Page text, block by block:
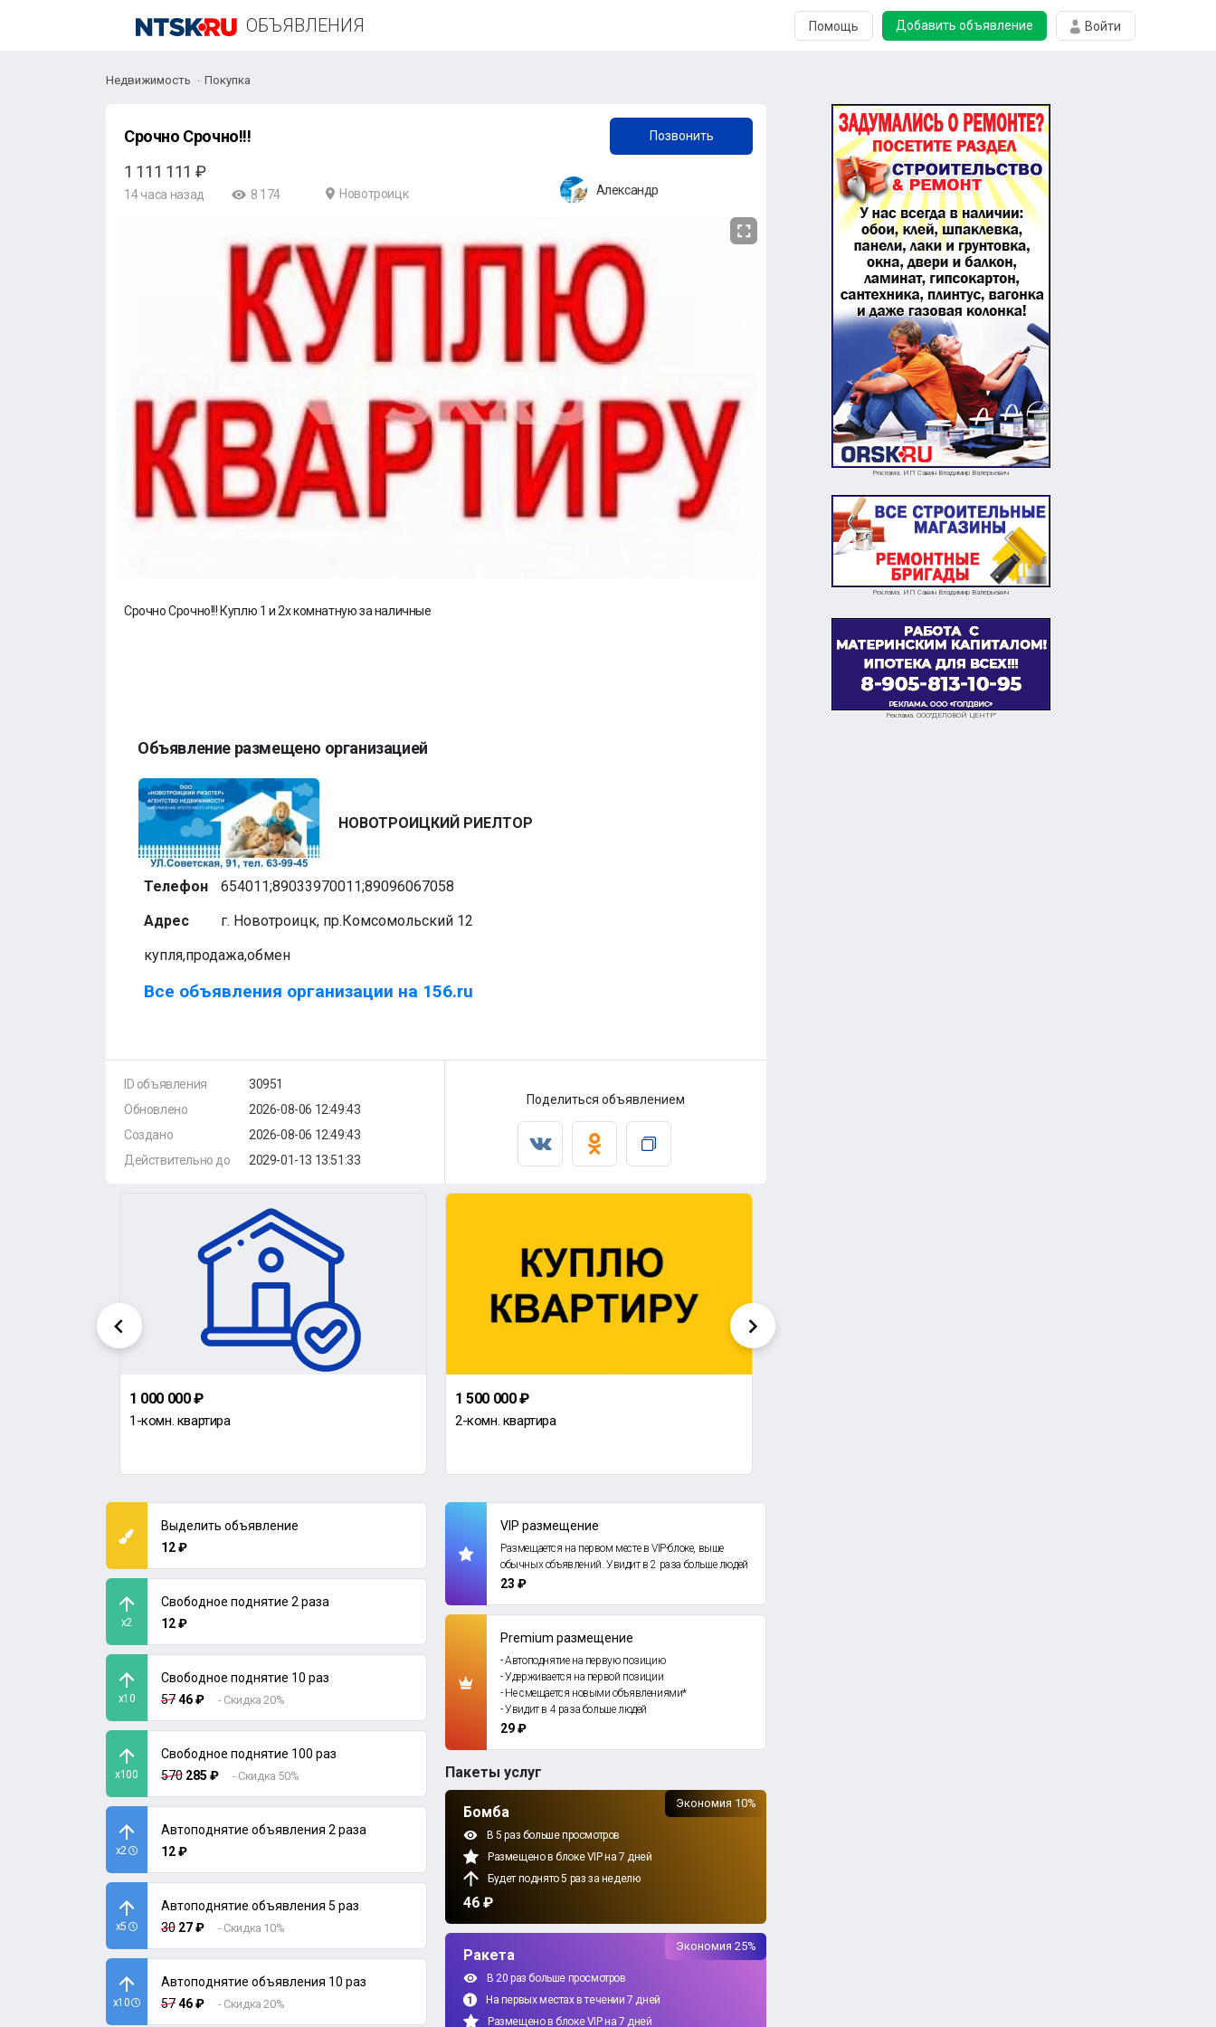
ОБЪЯВЛЕНИЯ Помощь Добавить объявление Войти
+7 (960) 486-65-33
Недвижимость Покупка
Срочно Срочно!!! Позвонить
1 111 111 ₽
14 часа назад 8 174 Новотроицк Александр
Срочно Срочно!!! Куплю 1 и 2х комнатную за наличные
Объявление размещено организацией
НОВОТРОИЦКИЙ РИЕЛТОР
Телефон
654011;89033970011;89096067058
Адрес
г. Новотроицк, пр.Комсомольский 12
купля,продажа,обмен
Все объявления организации на 156.ru
ID объявления
Обновлено
Создано
Действительно до
30951
2026-08-06 12:49:43
2026-08-06 12:49:43
2029-01-13 13:51:33
Поделиться объявлением
1 000 000 ₽
1-комн. квартира
1 500 000 ₽
2-комн. квартира
Выделить объявление
12 ₽
x2
Свободное поднятие 2 раза
12 ₽
x10
Свободное поднятие 10 раз
5746 ₽ - Скидка 20%
x100
Свободное поднятие 100 раз
570 285 ₽ - Скидка 50%
x2
Автоподнятие объявления 2 раза
12 ₽
x5
Автоподнятие объявления 5 раз
30 27 ₽ - Скидка 10%
x10
Автоподнятие объявления 10 раз
5746 ₽ - Скидка 20%
VIP размещение
Размещается на первом месте в VIP-блоке, выше
обычных объявлений. Увидит в 2 раза больше людей
23 ₽
Premium размещение
- Автоподнятие на первую позицию
- Удерживается на первой позиции
- Не смещается новыми объявлениями*
- Увидит в 4 раза больше людей
29 ₽
Пакеты услуг
Бомба
В 5 раз больше просмотров
Размещено в блоке VIP на 7 дней
Будет поднято 5 раз за неделю
46 ₽
Экономия 10%
Ракета
В 20 раз больше просмотров
На первых местах в течении 7 дней
Размещено в блоке VIP на 7 дней
Экономия 25%
Реклама. ИП Савин Владимир Валерьевич
Реклама. ИП Савин Владимир Валерьевич
Реклама. ООО"ДЕЛОВОЙ ЦЕНТР"